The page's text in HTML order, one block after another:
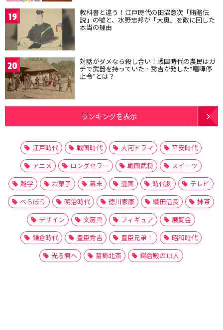
19 教科書と違う！江戸時代の田沼意次「賄賂伝
説」の嘘と、水野忠邦が「大奥」を敵に回した
本当の理由
20 対話がダメなら殺し合い！戦国時代の農民はガ
チで武器を持っていた…秀吉が発した“喧嘩停
止令”とは？
ランキングを表示
江戸時代 戦国時代 大河ドラマ
平安時代
アニメ
ロングセラー 戦国武将
スイーツ
雑学
お菓子 幕末 漫画 時代劇
テレビ
べらぼう
明治時代 徳川家康 織田信長
抹茶
デザイン
文房具 フィギュア
展覧会
鎌倉時代
豊臣秀吉 豊臣兄弟！
昭和時代
光る君へ
葛飾北斎 鎌倉殿の13人